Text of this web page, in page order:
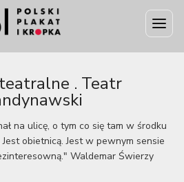
. Teatr
na ulicę, o tym co się tam w środku
obietnicą. Jest w pewnym sensie
Waldemar Świerzy